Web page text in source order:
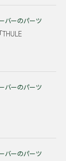
バーのパーツ
THULE
バーのパーツ
バーのパーツ